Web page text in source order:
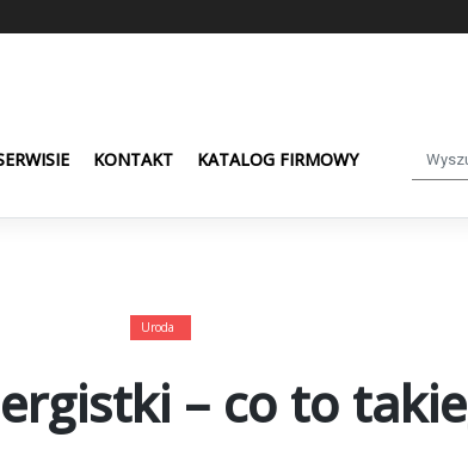
KONTAKT KATALOG FIRMOWY
Uroda
– co to